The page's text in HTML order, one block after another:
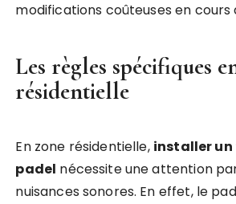
modifications coûteuses en cours
Les règles spécifiques
résidentielle
En zone résidentielle, installer
padel nécessite une attention
nuisances sonores. En effet, le